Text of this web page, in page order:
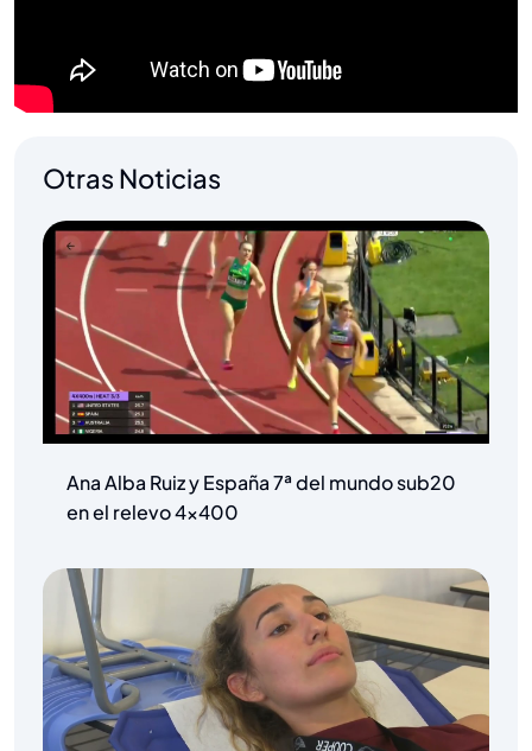
Otras Noticias
Ana Alba Ruiz y España 7ª del mundo sub20
en el relevo 4×400